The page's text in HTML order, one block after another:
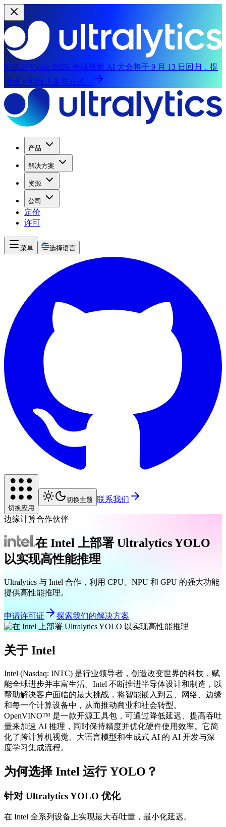
YOLO Vision 2026: 全球视觉 AI 大会将于 9 月 13 日回归，提
供线下和线上参与方式。
产品
解决方案
资源
公司
定价
许可
菜单 选择语言
切换应用
切换主题 联系我们
边缘计算合作伙伴
在 Intel 上部署 Ultralytics YOLO
以实现高性能推理
Ultralytics 与 Intel 合作，利用 CPU、NPU 和 GPU 的强大功能
提供高性能推理。
申请许可证 探索我们的解决方案
关于 Intel
Intel (Nasdaq: INTC) 是行业领导者，创造改变世界的科技，赋
能全球进步并丰富生活。Intel 不断推进半导体设计和制造，以
帮助解决客户面临的最大挑战，将智能嵌入到云、网络、边缘
和每一个计算设备中，从而推动商业和社会转型。
OpenVINO™ 是一款开源工具包，可通过降低延迟、提高吞吐
量来加速 AI 推理，同时保持精度并优化硬件使用效率。它简
化了跨计算机视觉、大语言模型和生成式 AI 的 AI 开发与深
度学习集成流程。
为何选择 Intel 运行 YOLO？
针对 Ultralytics YOLO 优化
在 Intel 全系列设备上实现最大吞吐量，最小化延迟。